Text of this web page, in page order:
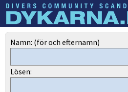
Dyknyheter
Namn: (för och efternamn)
Lösen: